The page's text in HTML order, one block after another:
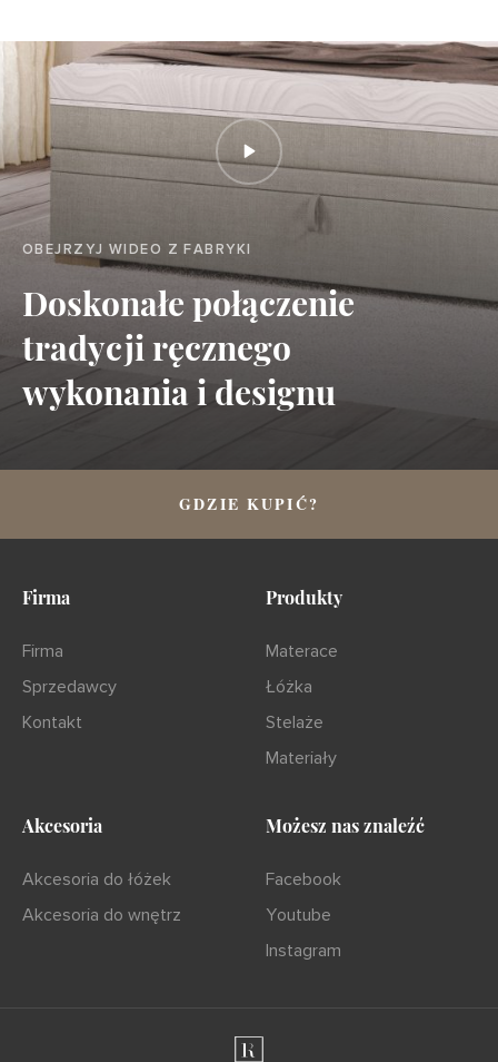
OBEJRZYJ WIDEO Z FABRYKI
Doskonałe połączenie
tradycji ręcznego
wykonania i designu
GDZIE KUPIĆ?
Firma
Firma
Sprzedawcy
Kontakt
Produkty
Materace
Łóżka
Stelaże
Materiały
Akcesoria
Akcesoria do łóżek
Akcesoria do wnętrz
Możesz nas znaleźć
Facebook
Youtube
Instagram